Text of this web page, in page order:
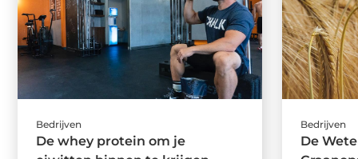
Bedrijven
De whey protein om je
Bedrijven
De